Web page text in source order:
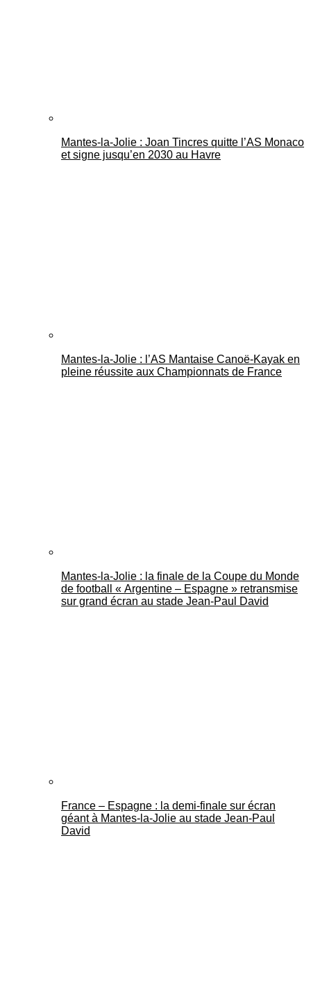
Mantes-la-Jolie : Joan Tincres quitte l’AS Monaco
et signe jusqu’en 2030 au Havre
Mantes-la-Jolie : l’AS Mantaise Canoë‑Kayak en
pleine réussite aux Championnats de France
Mantes-la-Jolie : la finale de la Coupe du Monde
de football « Argentine – Espagne » retransmise
sur grand écran au stade Jean-Paul David
France – Espagne : la demi-finale sur écran
géant à Mantes-la-Jolie au stade Jean-Paul
David